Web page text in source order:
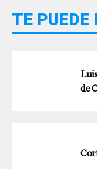
TE PUEDE
de